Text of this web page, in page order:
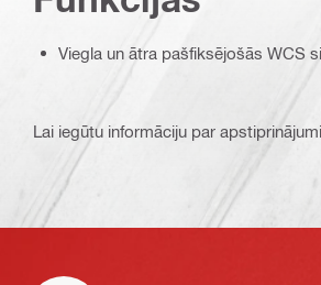
Viegla un ātra pašfiksējošās WCS
Lai iegūtu informāciju par